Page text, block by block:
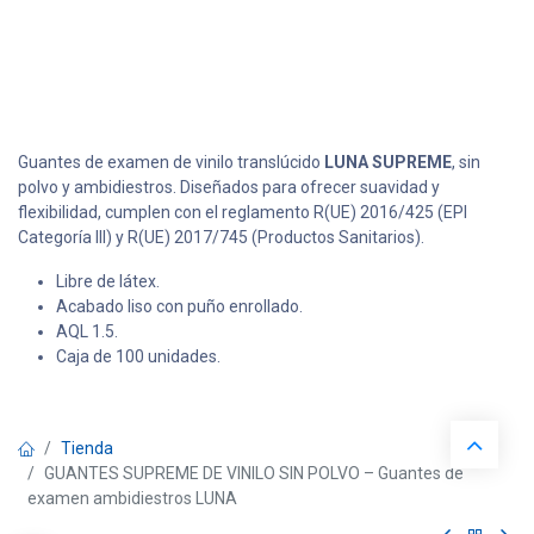
Guantes de examen de vinilo translúcido LUNA SUPREME, sin
polvo y ambidiestros. Diseñados para ofrecer suavidad y
flexibilidad, cumplen con el reglamento R(UE) 2016/425 (EPI
Categoría III) y R(UE) 2017/745 (Productos Sanitarios).
Libre de látex.
Acabado liso con puño enrollado.
AQL 1.5.
Caja de 100 unidades.
Tienda
GUANTES SUPREME DE VINILO SIN POLVO – Guantes de
examen ambidiestros LUNA